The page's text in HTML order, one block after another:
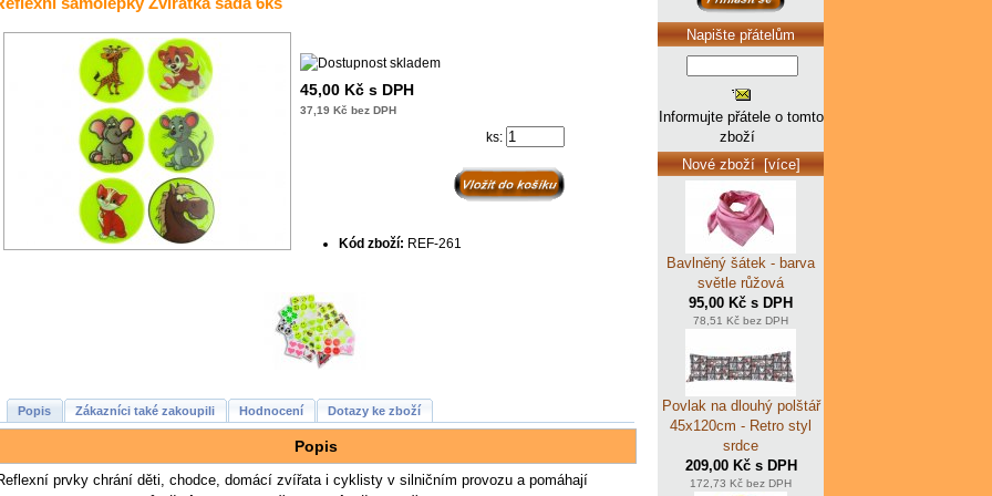
45,00 Kč s DPH
37,19 Kč bez DPH
ks:
Kód zboží: REF-261
Popis Zákazníci také zakoupili Hodnocení Dotazy ke zboží
Popis
prvky chrání děti, chodce, domácí zvířata i cyklisty v silničním provozu a pomáhají
Napište přátelům
Informujte přátele o tomto
zboží
Nové zboží [více]
Bavlněný šátek - barva
světle růžová
95,00 Kč s DPH
78,51 Kč bez DPH
Povlak na dlouhý polštář
45x120cm - Retro styl
srdce
209,00 Kč s DPH
172,73 Kč bez DPH